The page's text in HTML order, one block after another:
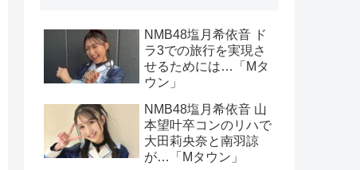
NMB48塩月希依音 ド
ラ3での旅行を実現さ
せるためには…「Mタ
ウン」
NMB48塩月希依音 山
本望叶卒コンのリハで
大田莉央奈と南羽諒
が…「Mタウン」